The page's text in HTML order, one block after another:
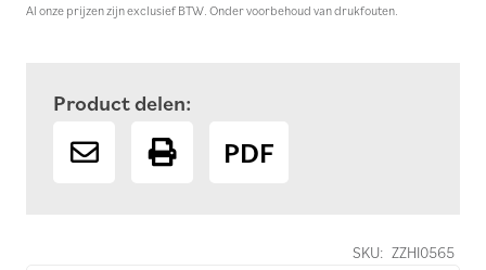
SKU: ZZHI0565
Al onze prijzen zijn exclusief BTW. Onder voorbehoud van drukfouten.
Product delen:
PDF